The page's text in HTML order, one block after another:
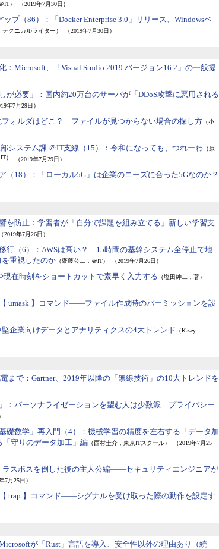
IT） （2019年7月30日）
ップ（86）：
「Docker Enterprise 3.0」リリース、Windowsベ
テクニカルライター） （2019年7月30日）
： Microsoft、「Visual Studio 2019 バージョン16.2」の一般提
が必要」： 国内約20万台のサーバが「DDoS攻撃に悪用される
年7月29日）
フォルダはどこ？ ファイルが見つからない場合の探し方 （小
システム課 ＠IT支線（15）： 令和になっても、つれーわ （原
） （2019年7月29日）
（18）： 「ローカル5G」は企業のニーズに合った5Gなのか？
を防止： 学習者が「自分で課題を組み立てる」新しい学習支
（2019年7月26日）
行（6）： AWSは高い？ 15時間の基幹システム全停止で地
重視したのか （齋藤公二，＠IT） （2019年7月26日）
現在時刻をショートカットで素早く入力する （塩田紳二，著）
【 umask 】コマンド――ファイル作成時のパーミッションを設
堅企業向けデータとアナリティクスの4大トレンド （Kasey
まで： Gartner、2019年以降の「無線技術」の10大トレンドを
： パーソナライゼーションを望む人は少数派 プライバシー
礎数学」再入門（4）： 機械学習の精度を左右する「データ加
守りのデータ加工」編 （西村圭介，東京ITスクール） （2019年7月25
ラスボスを倒した後の主人公編――セキュリティエンジニアが
7月25日）
【 trap 】コマンド――シグナルを受け取った際の動作を設定す
が「Rust」言語を導入、安全性以外の理由あり（続